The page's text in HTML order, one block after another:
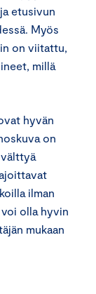
etusivun
Myös
on viitattu,
millä
hyvän
on
ilman
olla hyvin
mukaan